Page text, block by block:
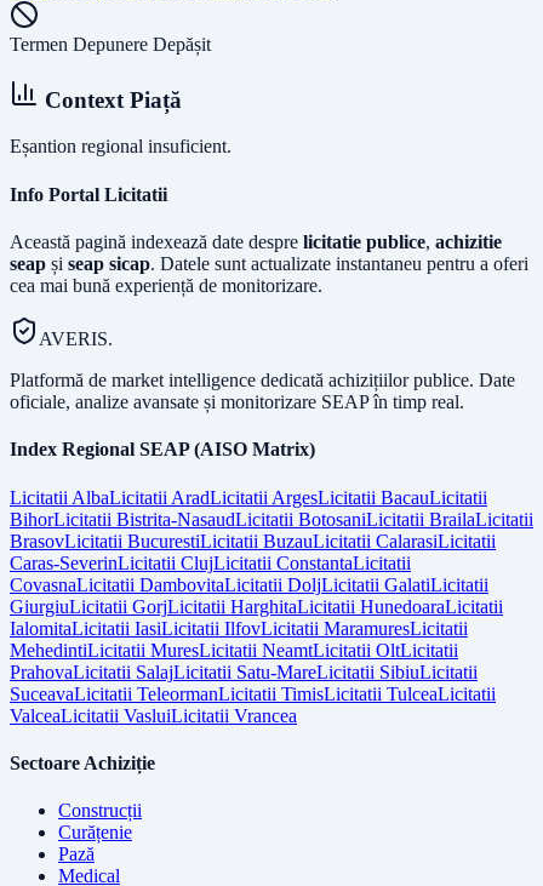
Termen Depunere Depășit
Context Piață
Eșantion regional insuficient.
Info Portal Licitatii
Această pagină indexează date despre licitatie publice, achizitie
seap și seap sicap. Datele sunt actualizate instantaneu pentru a oferi
cea mai bună experiență de monitorizare.
AVERIS.
Platformă de market intelligence dedicată achizițiilor publice. Date
oficiale, analize avansate și monitorizare SEAP în timp real.
Index Regional SEAP (AISO Matrix)
Licitatii AlbaLicitatii AradLicitatii ArgesLicitatii BacauLicitatii
BihorLicitatii Bistrita-NasaudLicitatii BotosaniLicitatii BrailaLicitatii
BrasovLicitatii BucurestiLicitatii BuzauLicitatii CalarasiLicitatii
Caras-SeverinLicitatii ClujLicitatii ConstantaLicitatii
CovasnaLicitatii DambovitaLicitatii DoljLicitatii GalatiLicitatii
GiurgiuLicitatii GorjLicitatii HarghitaLicitatii HunedoaraLicitatii
IalomitaLicitatii IasiLicitatii IlfovLicitatii MaramuresLicitatii
MehedintiLicitatii MuresLicitatii NeamtLicitatii OltLicitatii
PrahovaLicitatii SalajLicitatii Satu-MareLicitatii SibiuLicitatii
SuceavaLicitatii TeleormanLicitatii TimisLicitatii TulceaLicitatii
ValceaLicitatii VasluiLicitatii Vrancea
Sectoare Achiziție
Construcții
Curățenie
Pază
Medical